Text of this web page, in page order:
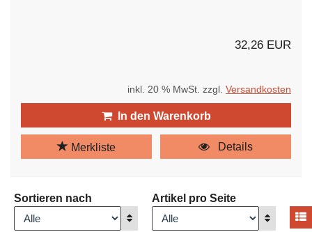
32,26 EUR
inkl. 20 % MwSt. zzgl. Versandkosten
In den Warenkorb
Merkliste Details
Sortieren nach
Anzeigen
Artikel pro Seite
Anzeigen